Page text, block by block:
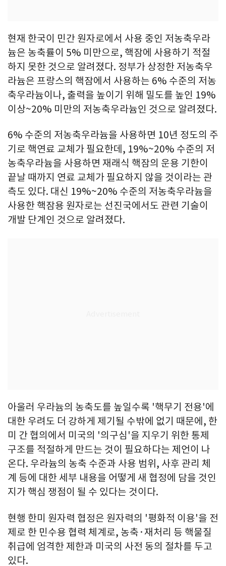
현재 한국이 민간 원자로에서 사용 중인 저농축우라
늄은 농축률이 5% 미만으로, 핵잠에 사용하기 적절
하지 못한 것으로 알려졌다. 정부가 상정한 저농축우
라늄은 프랑스의 핵잠에서 사용하는 6% 수준의 저농
축우라늄이나, 출력을 높이기 위해 밀도를 높인 19%
이상~20% 미만의 저농축우라늄인 것으로 알려졌다.
6% 수준의 저농축우라늄을 사용하면 10년 정도의 주
기로 핵연료 교체가 필요한데, 19%~20% 수준의 저
농축우라늄을 사용하면 재래식 핵잠의 운용 기한이
끝날 때까지 연료 교체가 필요하지 않을 것이라는 관
측도 있다. 대신 19%~20% 수준의 저농축우라늄을
사용한 핵잠용 원자로는 선진국에서도 관련 기술이
개발 단계인 것으로 알려졌다.
아울러 우라늄의 농축도를 높일수록 '핵무기 전용'에
대한 우려도 더 강하게 제기될 수밖에 없기 때문에, 한
미 간 협의에서 미국의 '의구심'을 지우기 위한 통제
구조를 적절하게 만드는 것이 필요하다는 제언이 나
온다. 우라늄의 농축 수준과 사용 범위, 사후 관리 체
계 등에 대한 세부 내용을 어떻게 새 협정에 담을 것인
지가 핵심 쟁점이 될 수 있다는 것이다.
현행 한미 원자력 협정은 원자력의 '평화적 이용'을 전
제로 한 민수용 협력 체계로, 농축·재처리 등 핵물질
취급에 엄격한 제한과 미국의 사전 동의 절차를 두고
있다.